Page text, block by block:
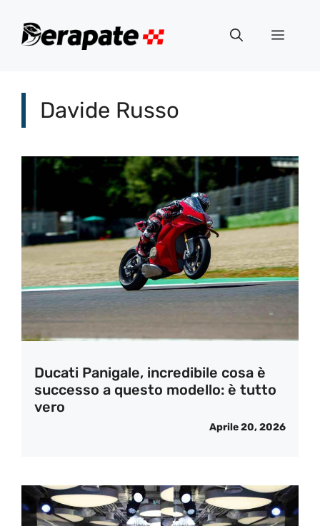
Menu
Davide Russo
Ducati Panigale, incredibile cosa è
successo a questo modello: è tutto
vero
Aprile 20, 2026